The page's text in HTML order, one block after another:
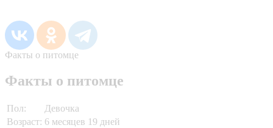
Факты о питомце
Факты о питомце
Пол:
Девочка
Возраст: 6 месяцев 19 дней